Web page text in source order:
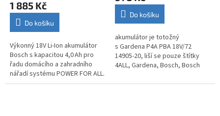
1 885 Kč
Do košíku
Výkonný 18V Li-Ion akumulátor
Bosch s kapacitou 4,0 Ah pro
řadu domácího a zahradního
nářadí systému POWER FOR ALL.
Inovovaný model s ukazatelem
3,9
5
hvězdiček.
Do košíku
akumulátor je totožný
s Gardena P4A PBA 18V/72
14905-20, liší se pouze štítky
4ALL, Gardena, Bosch, Bosch
1600A011T8 originál